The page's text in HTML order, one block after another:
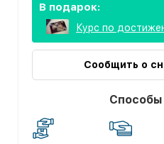
В подарок:
Курс по
Сообщить о